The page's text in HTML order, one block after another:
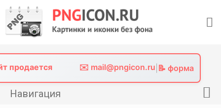
content
продается ✉️ mail@pngicon.ru 📝 форма
Навигация